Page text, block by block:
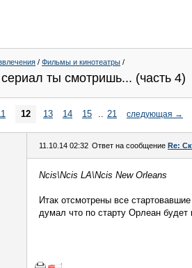
/ Фильмы и кинотеатры /
ты смотришь... (часть 4)
12 13 14 15 .. 21 следующая →
11.10.14 02:32 Ответ на сообщение Re:
Ncis\Ncis LA\Ncis New Orleans
Итак отсмотрены все
думал что по старту Орлеан будет